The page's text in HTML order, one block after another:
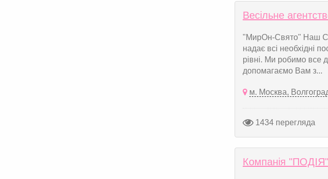
Весільне
"МирОн-Свято" Наш
надає всі необхідні
рівні. Ми робимо все
допомагаємо Вам з...
м. Москва,
1434 перегляда
Компанія